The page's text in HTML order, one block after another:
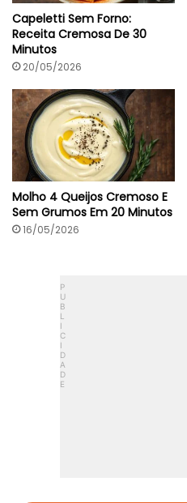
Capeletti Sem Forno:
Receita Cremosa De 30
Minutos
20/05/2026
Molho 4 Queijos Cremoso E
Sem Grumos Em 20 Minutos
16/05/2026